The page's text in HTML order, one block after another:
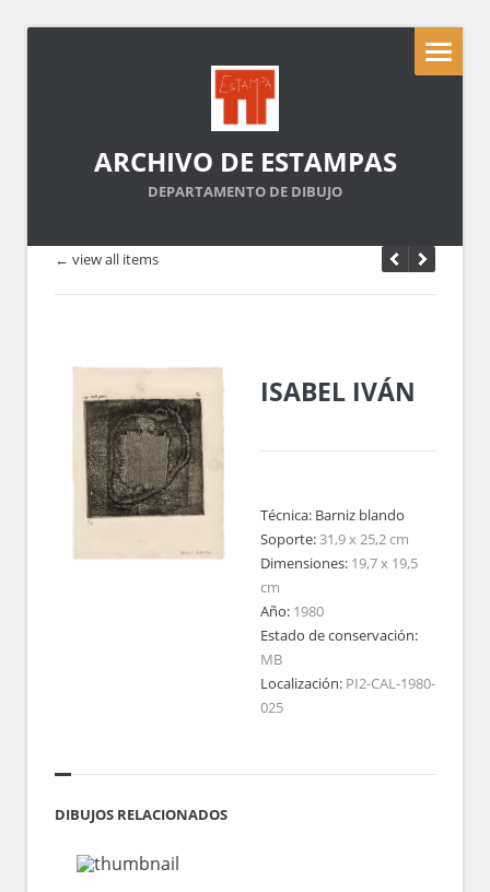
ARCHIVO DE ESTAMPAS
DEPARTAMENTO DE DIBUJO
← view all items
ISABEL IVÁN
Técnica: Barniz blando
Soporte:31,9 x 25,2 cm
Dimensiones: 19,7 x 19,5
cm
Año: 1980
Estado de conservación:
MB
Localización: PI2-CAL-1980-
025
DIBUJOS RELACIONADOS